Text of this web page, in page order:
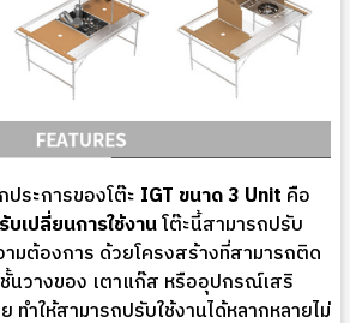
ระการของโต๊ะ IGT ขนาด 3 Unit คือ
เปลี่ยนการใช้งานโต๊ะนี้สามารถปรับ
มต้องการ ด้วยโครงสร้างที่สามารถติด
นวางของ เตาแก๊ส หรืออุปกรณ์เสริ
ทำให้สามารถปรับใช้งานได้หลากหลายไม่